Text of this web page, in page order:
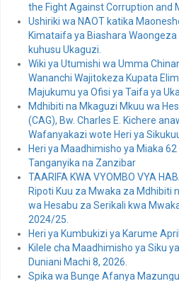
the Fight Against Corruption and
Ushiriki wa NAOT katika
Kimataifa ya Biashara
kuhusu Ukaguzi.
Wiki ya Utumishi wa Umma
Wananchi Wajitokeza Kupata
Majukumu ya Ofisi ya Taifa ya
Mdhibiti na Mkaguzi Mkuu wa
(CAG), Bw. Charles E. Kichere
Wafanyakazi wote Heri ya
Heri ya Maadhimisho ya Miaka
Tanganyika na Zanzibar
TAARIFA KWA VYOMBO VYA
Ripoti Kuu za Mwaka za Mdhibiti
wa Hesabu za Serikali kwa
2024/25.
Heri ya Kumbukizi ya Karume
Kilele cha Maadhimisho ya Siku
Duniani Machi 8, 2026.
Spika wa Bunge Afanya